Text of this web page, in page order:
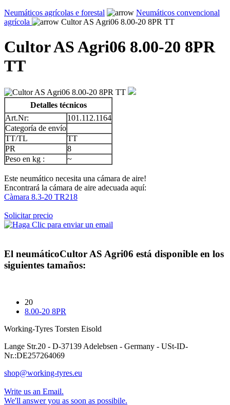
Neumáticos agrícolas e forestal
Neumáticos convencional
agrícola
Cultor AS Agri06 8.00-20 8PR TT
Cultor AS Agri06 8.00-20 8PR
TT
Detalles técnicos
Art.Nr:
101.112.1164
Categoría de envío
TT/TL
TT
PR
8
Peso en kg :
~
Este neumático necesita una cámara de aire!
Encontrará la cámara de aire adecuada aquí:
Càmara 8.3-20 TR218
Solicitar precio
El neumáticoCultor AS Agri06 está disponible en los
siguientes tamaños:
20
8.00-20 8PR
Working-Tyres Torsten Eisold
Lange Str.20 - D-37139 Adelebsen - Germany - USt-ID-
Nr.:DE257264069
shop@working-tyres.eu
Write us an Email.
We'll answer you as soon as possibile.